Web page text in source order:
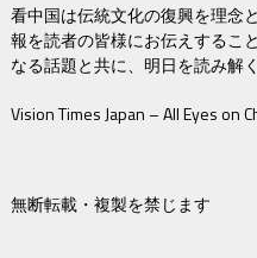
看中国は伝統文化の復興を理念
報を読者の皆様にお伝えするこ
なる話題と共に、明日を読み解
Vision Times Japan – All Eyes on
無断転載・複製を禁じます